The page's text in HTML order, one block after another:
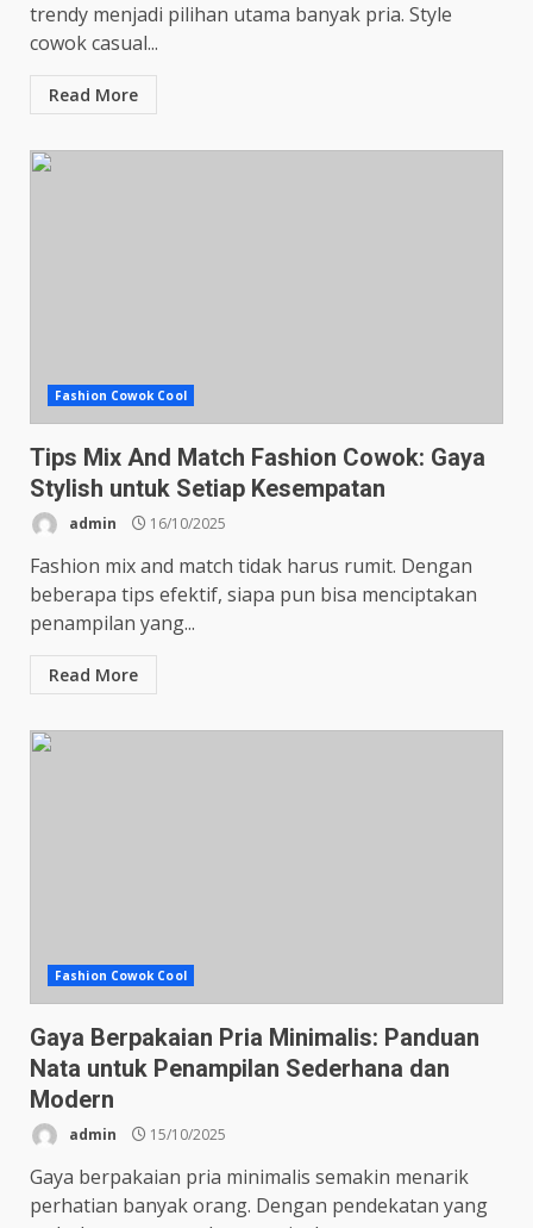
trendy menjadi pilihan utama banyak pria. Style
cowok casual...
Read More
Fashion Cowok Cool
Tips Mix And Match Fashion Cowok: Gaya
Stylish untuk Setiap Kesempatan
admin 16/10/2025
Fashion mix and match tidak harus rumit. Dengan
beberapa tips efektif, siapa pun bisa menciptakan
penampilan yang...
Read More
Fashion Cowok Cool
Gaya Berpakaian Pria Minimalis: Panduan
Nata untuk Penampilan Sederhana dan
Modern
admin 15/10/2025
Gaya berpakaian pria minimalis semakin menarik
perhatian banyak orang. Dengan pendekatan yang